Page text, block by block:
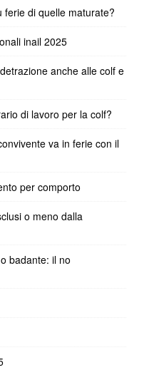
di quelle maturate?
inail 2025
anche alle colf e
di lavoro per la colf?
va in ferie con il
per comporto
o meno dalla
badante: il no